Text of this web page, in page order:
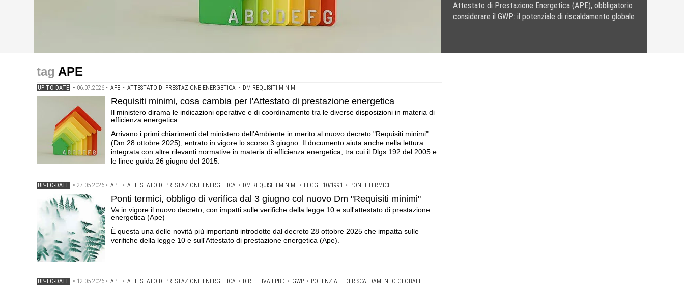
e di coordinamento tra le diverse disposizioni in materia di efficienza energetica
impatti sulle verifiche della legge 10 e sull'attestato di prestazione energetica (Ape)
.Pubblicato il regolamento Ue, in vigore dal 24 maggio
Attestato di Prestazione Energetica (APE), obbligatorio
considerare il GWP: il potenziale di riscaldamento globale
APE
UP-TO-DATE • 06.07.2026 • APE • ATTESTATO DI PRESTAZIONE ENERGETICA • DM REQUISITI MINIMI
Requisiti minimi, cosa cambia per l'Attestato di prestazione energetica
Il ministero dirama le indicazioni operative e di coordinamento tra le diverse disposizioni in materia di
efficienza energetica
Arrivano i primi chiarimenti del ministero dell'Ambiente in merito al nuovo decreto "Requisiti minimi"
(Dm 28 ottobre 2025), entrato in vigore lo scorso 3 giugno. Il documento aiuta anche nella lettura
integrata con altre rilevanti normative in materia di efficienza energetica, tra cui il Dlgs 192 del 2005 e
le linee guida 26 giugno del 2015.
UP-TO-DATE • 27.05.2026 • APE • ATTESTATO DI PRESTAZIONE ENERGETICA • DM REQUISITI MINIMI • LEGGE 10/1991 • PONTI TERMICI
Ponti termici, obbligo di verifica dal 3 giugno col nuovo Dm "Requisiti minimi"
Va in vigore il nuovo decreto, con impatti sulle verifiche della legge 10 e sull'attestato di prestazione
energetica (Ape)
È questa una delle novità più importanti introdotte dal decreto 28 ottobre 2025 che impatta sulle
verifiche della legge 10 e sull'Attestato di prestazione energetica (Ape).
UP-TO-DATE • 12.05.2026 • APE • ATTESTATO DI PRESTAZIONE ENERGETICA • DIRETTIVA EPBD • GWP • POTENZIALE DI RISCALDAMENTO GLOBALE